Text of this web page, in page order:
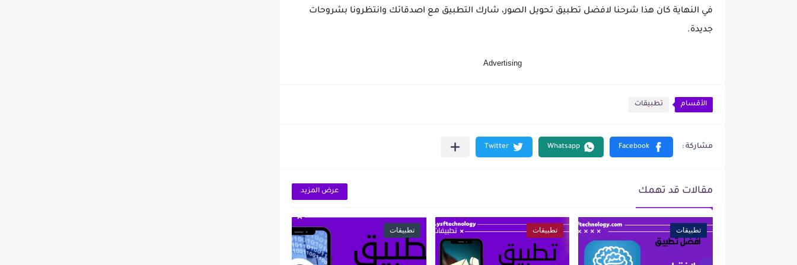
في النهاية كان هذا شرحنا لافضل تطبيق تحويل الصور، شارك التطبيق مع اصدقائك وانتظرونا بشروحات
جديدة.
Advertising
الأقسام تطبيقات
مقالات قد تهمك عرض المزيد
تطبيقات تطبيقات تطبيقات